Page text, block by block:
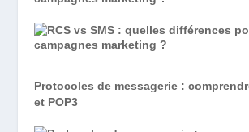
Protocoles de messagerie :
et POP3